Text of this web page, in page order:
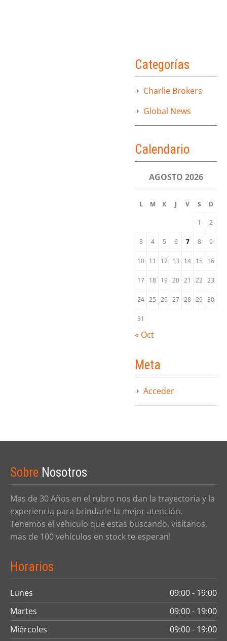
Categorías
Charlie Brokers
Global News
Calendario
AGOSTO 2026
L M X J V S D
1 2
3 4 5 6 7 8 9
10 11 12 13 14 15 16
17 18 19 20 21 22 23
24 25 26 27 28 29 30
31
« Oct
Meta
Acceder
Sobre Nosotros
Mas de 30 Años en el rubro nos dan la trayectoria y la
experiencia para brindarle la mejor atención.
Tenemos el vehiculo que estas buscando, visitanos,
mas de 100 vehículos en stock te esperan!
Horarios
Lunes
09:00 - 19:00
Martes
09:00 - 19:00
Miércoles
09:00 - 19:00